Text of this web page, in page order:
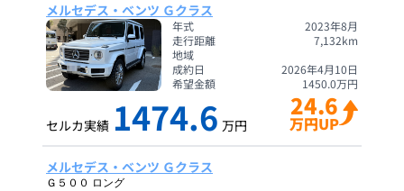
メルセデス・ベンツ Ｇクラス
年式
2023年8月
走行距離
7,132km
地域
成約日
2026年4月10日
希望金額
1450.0万円
セルカ実績 1474.6 万円
24.6
万円UP
メルセデス・ベンツ Ｇクラス
Ｇ５００ ロング